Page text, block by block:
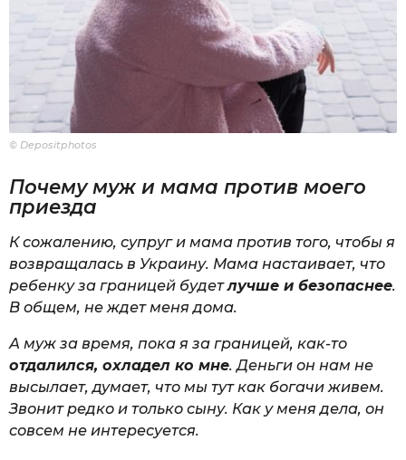
© Depositphotos
Почему муж и мама против моего
приезда
К сожалению, супруг и мама против того, чтобы я
возвращалась в Украину. Мама настаивает, что
ребенку за границей будетлучше и безопаснее.
В общем, не ждет меня дома.
А муж за время, пока я за границей, как-то
отдалился, охладел ко мне. Деньги он нам не
высылает, думает, что мы тут как богачи живем.
Звонит редко и только сыну. Как у меня дела, он
совсем не интересуется.